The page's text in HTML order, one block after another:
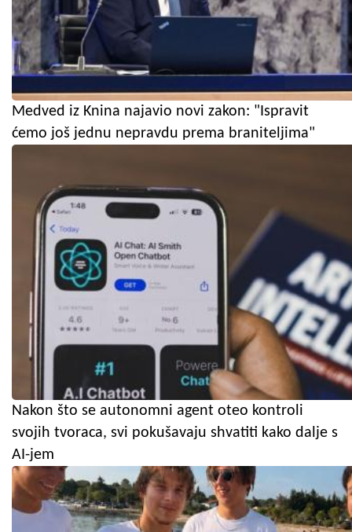
Medved iz Knina najavio novi zakon: "Ispravit
ćemo još jednu nepravdu prema braniteljima"
Nakon što se autonomni agent oteo kontroli
svojih tvoraca, svi pokušavaju shvatiti kako dalje s
AI-jem